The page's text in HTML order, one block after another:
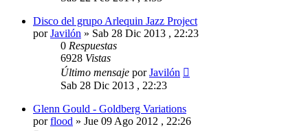
Disco del grupo Arlequin Jazz Project
porJavilón » Sab 28 Dic 2013 , 22:23
0 Respuestas
6928 Vistas
Último mensaje porJavilón
Sab 28 Dic 2013 , 22:23
Glenn Gould - Goldberg Variations
porflood » Jue 09 Ago 2012 , 22:26